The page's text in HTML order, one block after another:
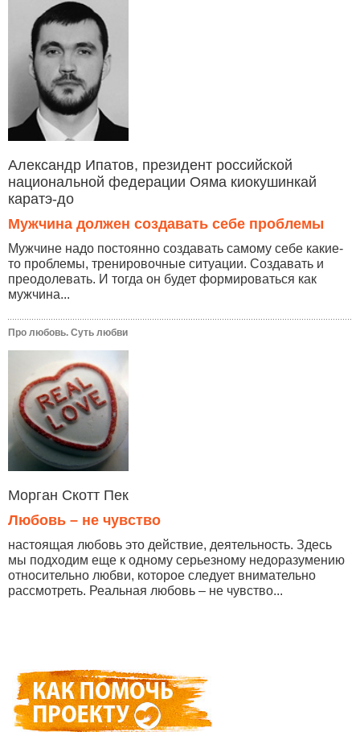
Александр Ипатов, президент российской
национальной федерации Ояма киокушинкай
каратэ-до
Мужчина должен создавать себе проблемы
Мужчине надо постоянно создавать самому себе какие-
то проблемы, тренировочные ситуации. Создавать и
преодолевать. И тогда он будет формироваться как
мужчина...
Про любовь. Суть любви
Морган Скотт Пек
Любовь – не чувство
настоящая любовь это действие, деятельность. Здесь
мы подходим еще к одному серьезному недоразумению
относительно любви, которое следует внимательно
рассмотреть. Реальная любовь – не чувство...